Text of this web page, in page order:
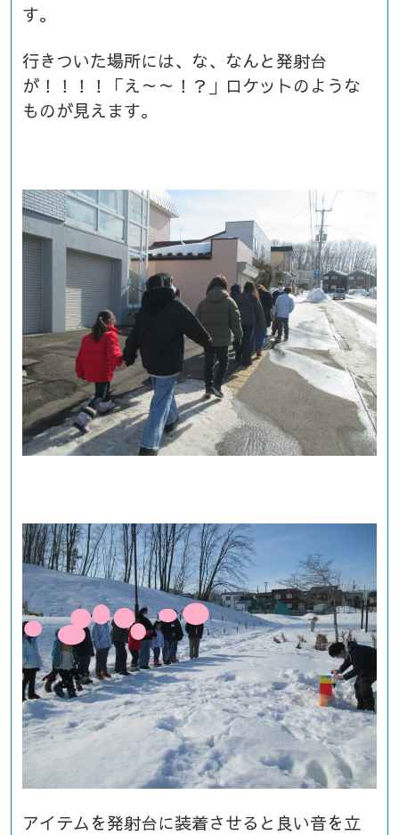
す。
行きついた場所には、な、なんと発射台
が！！！！「え～～！？」ロケットのような
ものが見えます。
アイテムを発射台に装着させると良い音を立